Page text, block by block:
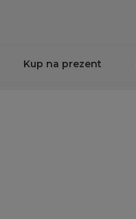
Kup na prezent